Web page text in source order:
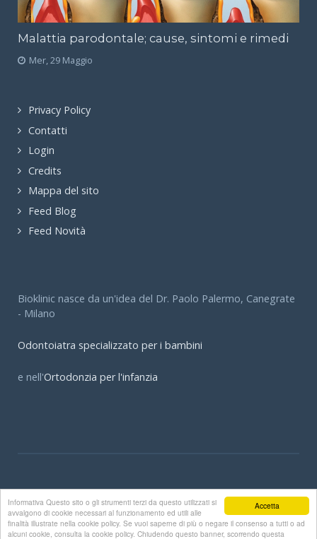
Accetta
Informativa Questo sito o gli strumenti terzi da questo utilizzati si
avvalgono di cookie necessari al funzionamento ed utili alle
finalità illustrate nella cookie policy. Se vuoi saperne di più o negare il consenso a tutti o ad
alcuni cookie, consulta la cookie policy. Chiudendo questo banner, scorrendo questa
Malattia parodontale; cause, sintomi e rimedi
Mer, 29 Maggio
Privacy Policy
Contatti
Login
Credits
Mappa del sito
Feed Blog
Feed Novità
Bioklinic nasce da un'idea del Dr. Paolo Palermo, Canegrate
- Milano
Odontoiatra specializzato per i bambini
e nell'Ortodonzia per l'infanzia
© Bioklinic - Dott. Paolo Palermo Dott.ssa Elena Palermo
Bioklinic.it